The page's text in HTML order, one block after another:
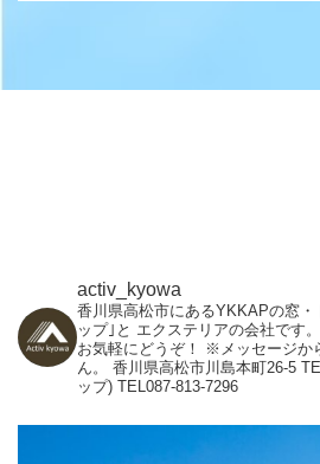
activ_kyowa
香川県高松市にあるYKKAPの窓・
ップ｣と エクステリアの会社です。
お気軽にどうぞ！
※メッセージか
ん。
香川県高松市川島本町26-5
ップ) TEL087-813-7296